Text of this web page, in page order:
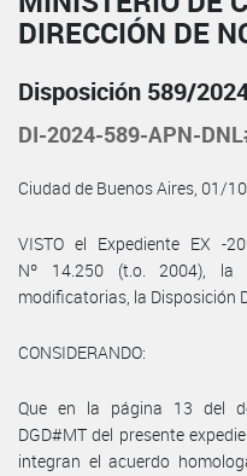
DIRECCIÓN DE
Disposición 589/
DI-2024-589-APN-
Ciudad de Buenos Aires, 01/
VISTO el Expediente EX -
Nº 14.250 (t.o. 2004),
modificatorias, la Disposición
CONSIDERANDO:
Que en la página 13 del
DGD#MT del presente
integran el acuerdo